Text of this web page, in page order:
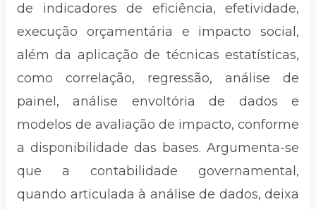
de indicadores de eficiência, efetividade,
execução orçamentária e impacto social,
além da aplicação de técnicas estatísticas,
como correlação, regressão, análise de
painel, análise envoltória de dados e
modelos de avaliação de impacto, conforme
a disponibilidade das bases. Argumenta-se
que a contabilidade governamental,
quando articulada à análise de dados, deixa